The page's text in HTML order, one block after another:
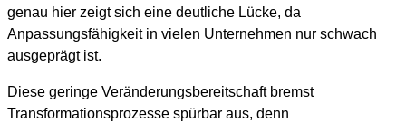
genau hier zeigt sich eine deutliche Lücke, da
Anpassungsfähigkeit in vielen Unternehmen nur schwach
ausgeprägt ist.
Diese geringe Veränderungsbereitschaft bremst
Transformationsprozesse spürbar aus, denn